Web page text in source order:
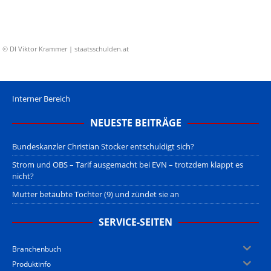
© DI Viktor Krammer | staatsschulden.at
Interner Bereich
NEUESTE BEITRÄGE
Bundeskanzler Christian Stocker entschuldigt sich?
Strom und OBS – Tarif ausgemacht bei EVN – trotzdem klappt es
nicht?
Mutter betäubte Tochter (9) und zündet sie an
SERVICE-SEITEN
Branchenbuch
Produktinfo